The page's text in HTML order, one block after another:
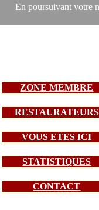
En poursuivant votre
ZONE MEMBRE
RESTAURATEURS
VOUS ETES ICI
STATISTIQUES
CONTACT